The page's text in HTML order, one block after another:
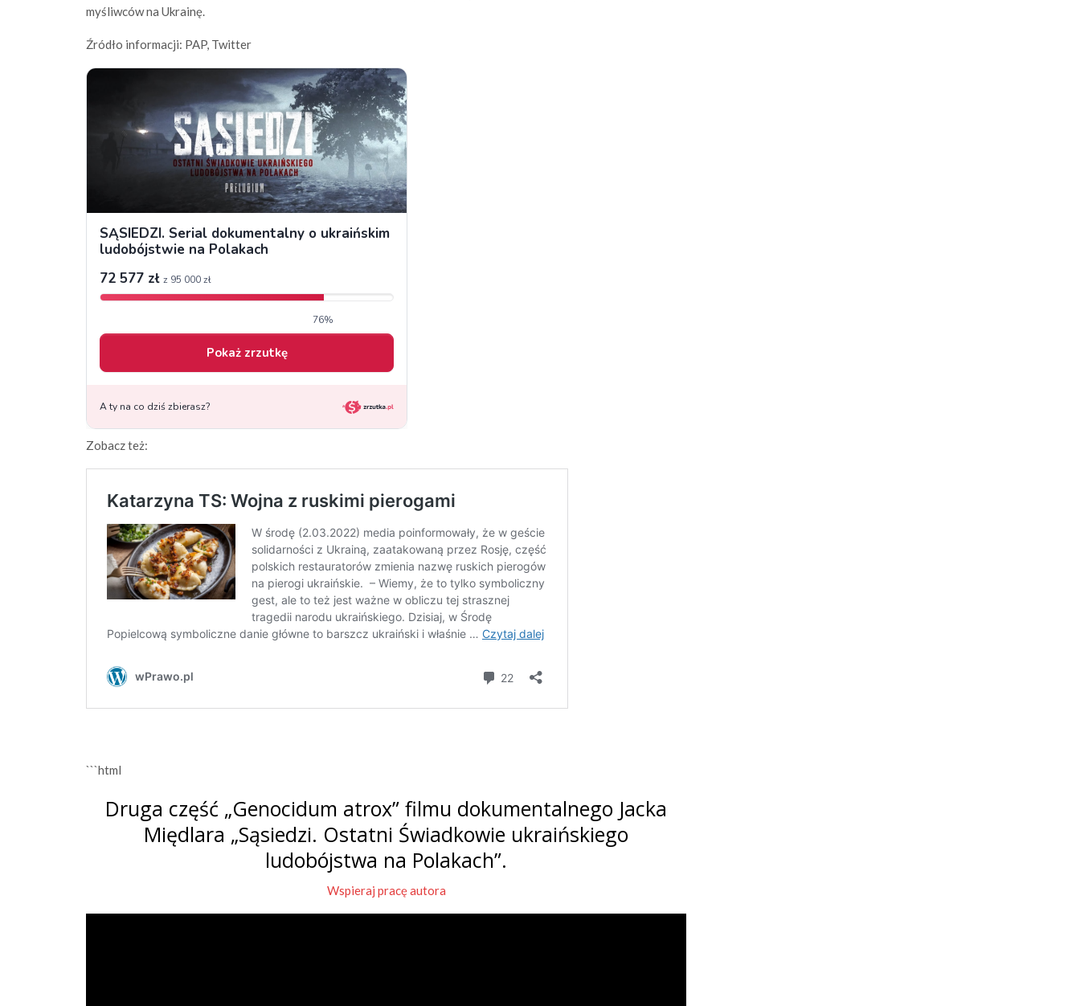
myśliwców na Ukrainę.
Źródło informacji: PAP, Twitter
Zobacz też:
```html
Druga część „Genocidum atrox” filmu dokumentalnego Jacka
Międlara „Sąsiedzi. Ostatni Świadkowie ukraińskiego
ludobójstwa na Polakach”.
Wspieraj pracę autora